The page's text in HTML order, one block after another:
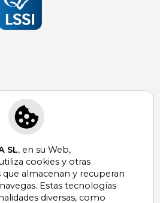
para recibir ofertas y
SL, en su Web,
cookies y otras
almacenan y recuperan
Estas tecnologías
diversas, como